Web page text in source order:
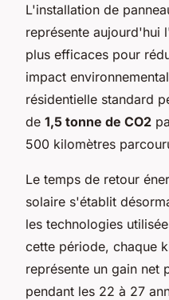
L'installation de
représente aujourd'hui
plus efficaces pour
impact
résidentielle standard
de 1,5 tonne de CO2
500 kilomètres
Le temps de retour
solaire s'établit
les technologies
cette période, chaque
représente un gain net
pendant les 22 à 27